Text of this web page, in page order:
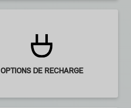
OPTIONS DE RECHARGE